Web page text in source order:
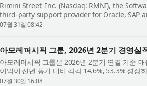
Rimini Street, Inc. (Nasdaq: RMNI), the
third-party support provider for Oracle, SAP
availability of Rimini Govern™ for AI, the
07월 31일 08:42
아모레퍼시픽 그룹, 2026년 2분기 경영실
아모레퍼시픽 그룹은 2026년 2분기 연결 기준
이익이 전년 동기 대비 각각 14.6%, 53.3% 성장
럭셔리, 더마, 헤어케어 등 전 카테고...
07월 30일 16:08